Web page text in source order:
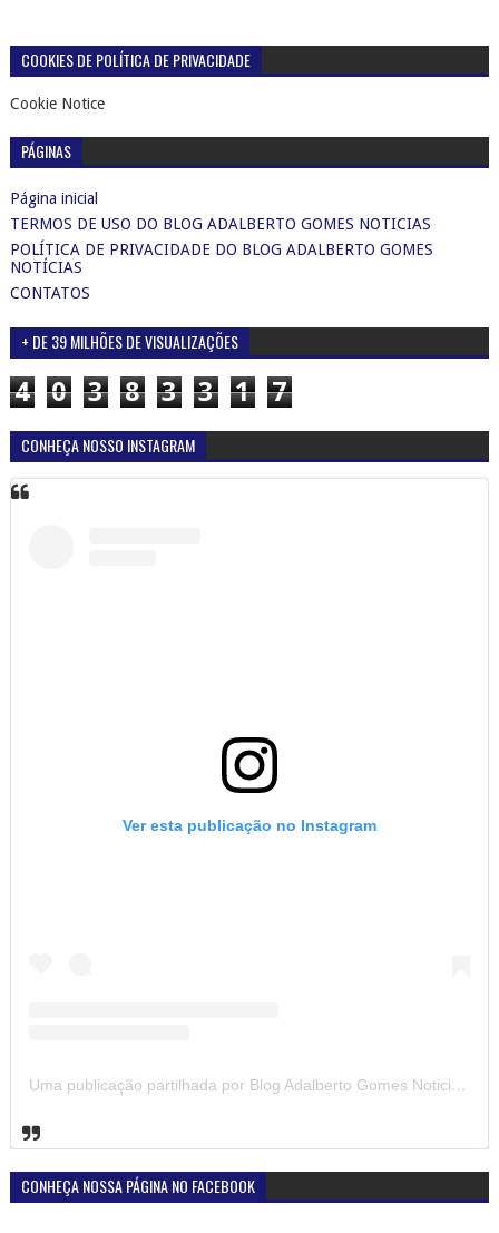
COOKIES DE POLÍTICA DE PRIVACIDADE
Cookie Notice
PÁGINAS
Página inicial
TERMOS DE USO DO BLOG ADALBERTO GOMES NOTICIAS
POLÍTICA DE PRIVACIDADE DO BLOG ADALBERTO GOMES
NOTÍCIAS
CONTATOS
+ DE 39 MILHÕES DE VISUALIZAÇÕES
4 0 3 8 3 3 1 7
CONHEÇA NOSSO INSTAGRAM
Ver esta publicação no Instagram
Uma publicação partilhada por Blog Adalberto Gomes Noticias (@blogadalbertogomesnoticiass)
CONHEÇA NOSSA PÁGINA NO FACEBOOK